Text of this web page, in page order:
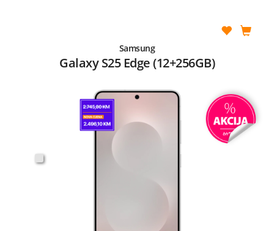
Samsung
Galaxy S25 Edge (12+256GB)